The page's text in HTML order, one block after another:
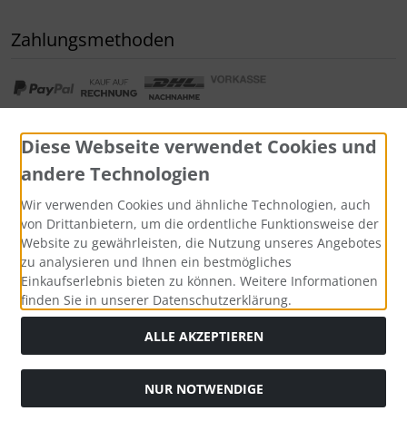
Zahlungsmethoden
Alle Preise inkl. gesetzl. MwSt. zzgl.Versandkosten
durchgestrichenen Preise entsprechen dem bisherigen Preis
Diese Webseite verwendet Cookies und
andere Technologien
Wir verwenden Cookies und ähnliche Technologien, auch
von Drittanbietern, um die ordentliche Funktionsweise der
Website zu gewährleisten, die Nutzung unseres Angebotes
zu analysieren und Ihnen ein bestmögliches
Einkaufserlebnis bieten zu können. Weitere Informationen
finden Sie in unserer Datenschutzerklärung.
ALLE AKZEPTIEREN
NUR NOTWENDIGE